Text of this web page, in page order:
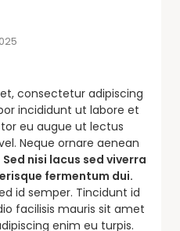
consectetur adipiscing
incididunt ut labore et
eu augue ut lectus
Neque ornare aenean
Sed nisi lacus sed viverra
fermentum dui.
id semper. Tincidunt id
facilisis mauris sit amet
enim eu turpis.